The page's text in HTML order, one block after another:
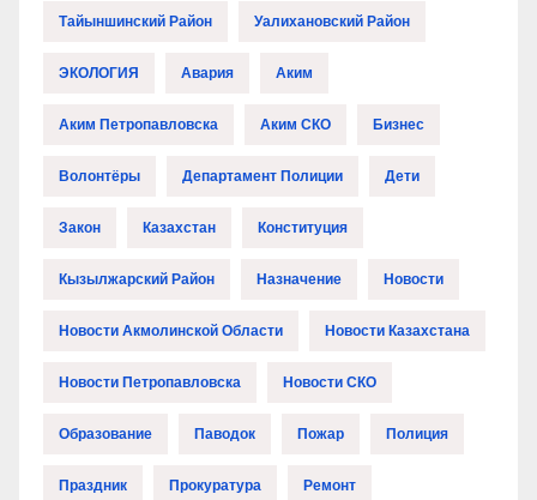
Тайыншинский Район Уалихановский Район
ЭКОЛОГИЯ Авария Аким
Аким Петропавловска Аким СКО Бизнес
Волонтёры Департамент Полиции Дети
Закон Казахстан Конституция
Кызылжарский Район Назначение Новости
Новости Акмолинской Области Новости Казахстана
Новости Петропавловска Новости СКО
Образование Паводок Пожар Полиция
Праздник Прокуратура Ремонт